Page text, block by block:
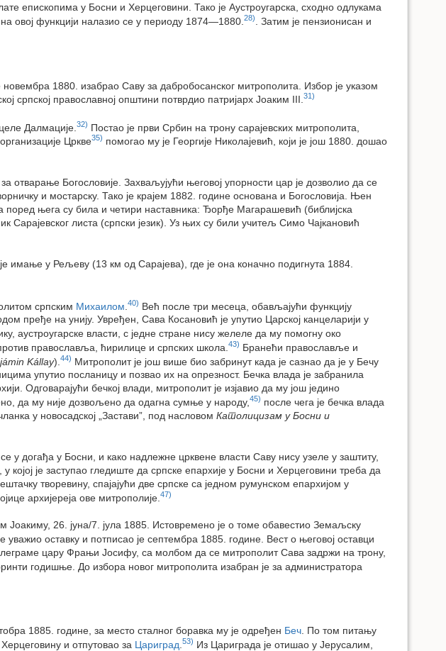
епископима у Босни и Херцеговини. Тако је Аустроугарска, сходно одлукама
овој функцији налазио се у периоду 1874—1880. 28)
. Затим је пензионисан и
1880. изабрао Саву за дабробосанског митрополита. Избор је указом
српској православној општини потврдио патријарх Јоаким III. 31)
Далмације. 32) Постао је први Србин на трону сарајевских митрополита,
Цркве35) помогао му је Георгије Николајевић, који је још 1880. дошао
отварање Богословије. Захваљујући његовој упорности цар је дозволио да се
и мостарску. Тако је крајем 1882. године основана и Богословија. Њен
поред њега су била и четири наставника: Ђорђе Магарашевић (библијска
листа (српски језик). Уз њих су били учитељ Симо Чајкановић
имање у Рељеву (13 км од Сарајева), где је она коначно подигнута 1884.
српским Михаилом 40) Већ после три месеца, обављајући функцију
пређе на унију. Увређен, Сава Косановић је упутио Царској канцеларији у
аустроугарске власти, с једне стране нису желеле да му помогну око
православља, ћирилице и српских школа. 43) Бранећи православље и
Kállay). 44) Митрополит је још више био забринут када је сазнао да је у Бечу
упутио посланицу и позвао их на опрезност. Бечка влада је забранила
Одговарајући бечкој влади, митрополит је изјавио да му још једино
да му није дозвољено да одагна сумње у народу, 45) после чега је бечка влада
у новосадској „Застави”, под насловом Католицизам у Босни и
у догађа у Босни, и како надлежне црквене власти Саву нису узеле у заштиту,
, у којој је заступао гледиште да српске епархије у Босни и Херцеговини треба да
творевину, спајајући две српске са једном румунском епархијом у
архијереја ове митрополије. 47)
Јоакиму, 26. јуна/7. јула 1885. Истовремено је о томе обавестио Земаљску
уважио оставку и потписао је септембра 1885. године. Вест о његовој оставци
цару Фрањи Јосифу, са молбом да се митрополит Сава задржи на трону,
годишње. До избора новог митрополита изабран је за администратора
1885. године, за место сталног боравка му је одређен Беч . По том питању
и отпутовао за Цариград 53) Из Цариграда је отишао у Јерусалим,